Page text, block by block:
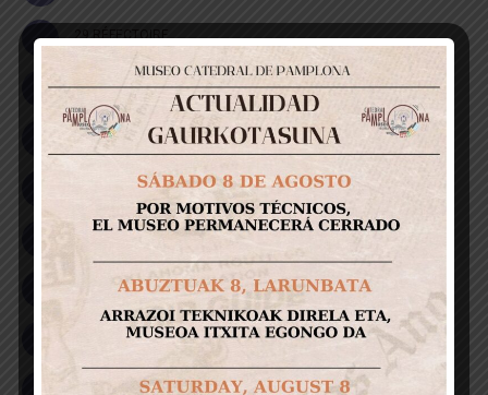
30 CUISINE
32 CHAPELLE BARBAZANA
34 CHAPELLE DE SAINT JEAN L´EVANGÉLISTE
35 CHAPELLE DE SAINTE CATHERINE
37 CLOCHES TOUR SUD
39 PORTE DE SAINT JOSEPH
40 SACRISTIE MAJEURE